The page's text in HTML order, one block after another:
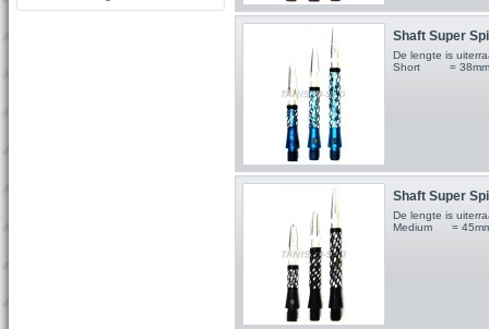
Shaft Super
De lengte is
Short = 38mm
Shaft Super
De lengte is
Medium =